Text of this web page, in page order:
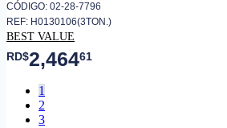
CÓDIGO: 02-28-7796
REF: H0130106(3TON.)
BEST VALUE
RD$2,46461
1
2
3